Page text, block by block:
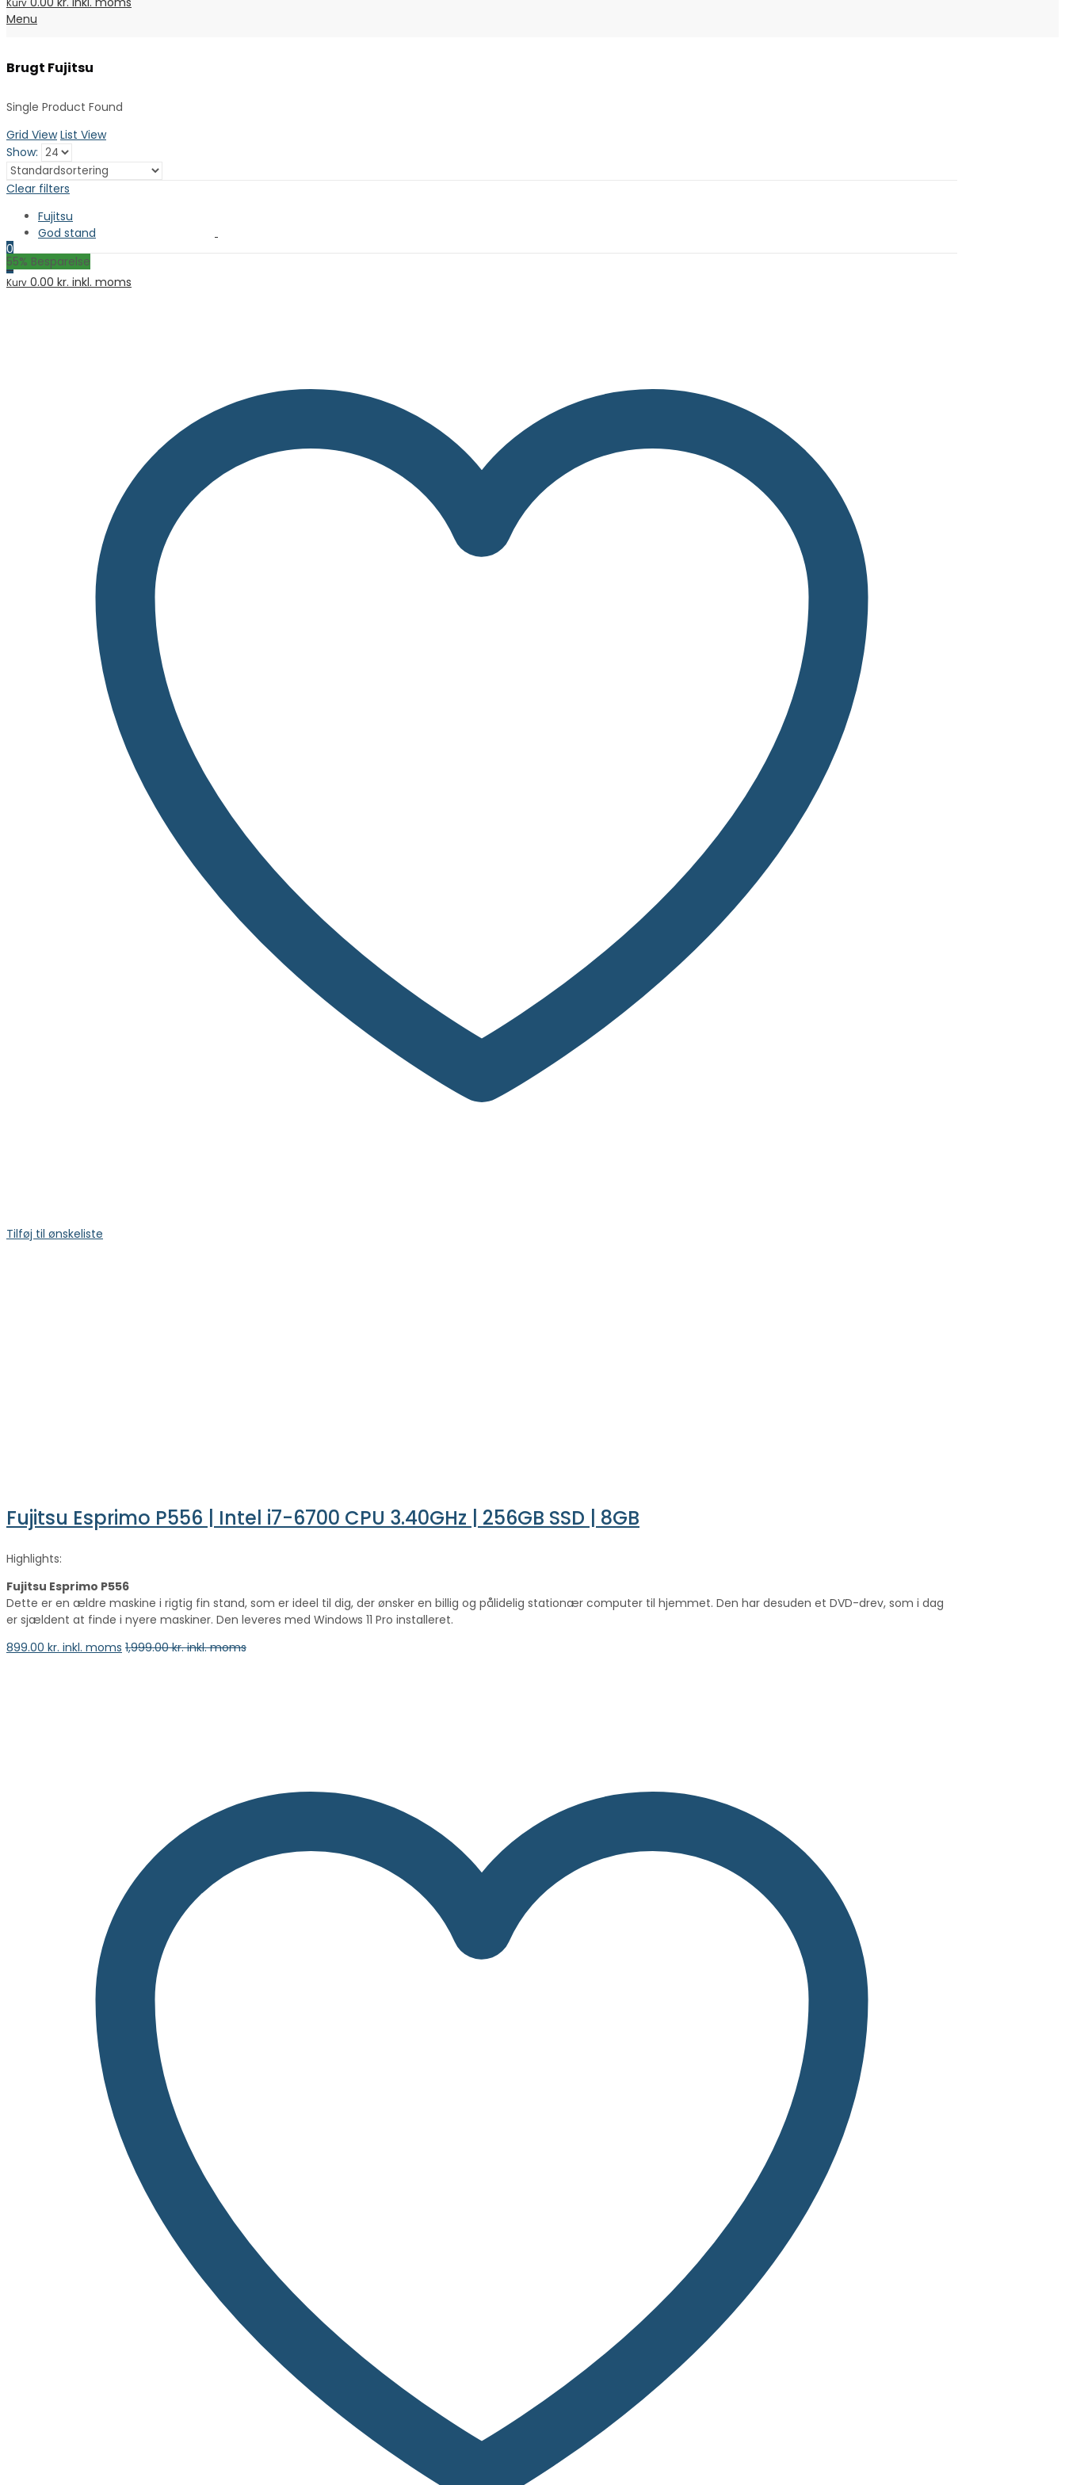
Kurv
Menu
0
0
Kurv 0.00 kr. inkl. moms
Brugt Fujitsu
Single Product Found
Grid View List View
Show:
Clear filters
Fujitsu
God stand
55% Besparelse
Tilføj til ønskeliste
Fujitsu Esprimo P556 | Intel i7-6700 CPU 3.40GHz | 256GB SSD | 8GB
Highlights:
Fujitsu Esprimo P556
Dette er en ældre maskine i rigtig fin stand, som er ideel til dig, der ønsker en billig og pålidelig stationær computer til hjemmet. Den har desuden et DVD-drev, som i dag
er sjældent at finde i nyere maskiner. Den leveres med Windows 11 Pro installeret.
899.00 kr. inkl. moms 1,999.00kr. inkl. moms